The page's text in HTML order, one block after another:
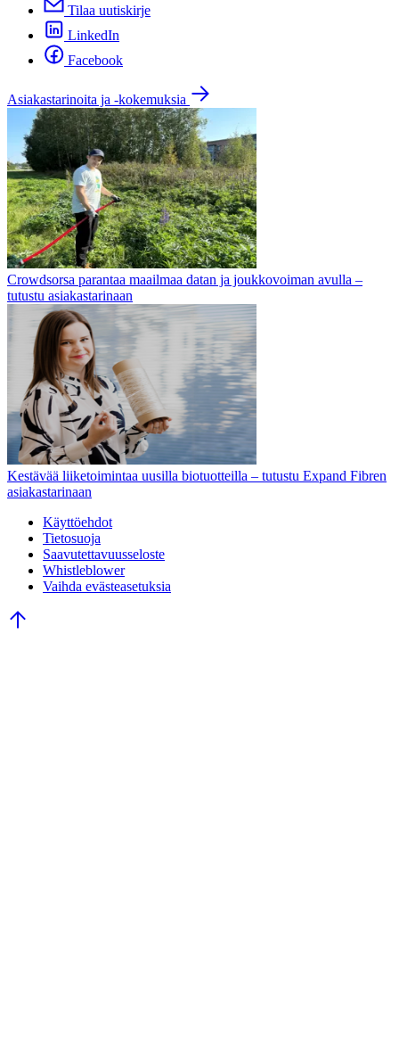
Tilaa uutiskirje
LinkedIn
Facebook
Asiakastarinoita ja -kokemuksia
Crowdsorsa parantaa maailmaa datan ja joukkovoiman avulla –
tutustu asiakastarinaan
Kestävää liiketoimintaa uusilla biotuotteilla – tutustu Expand Fibren
asiakastarinaan
Käyttöehdot
Tietosuoja
Saavutettavuusseloste
Whistleblower
Vaihda evästeasetuksia